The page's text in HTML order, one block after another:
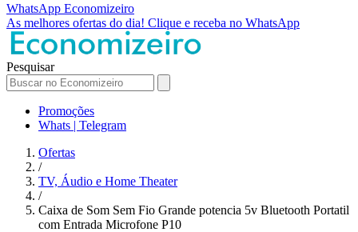
WhatsApp Economizeiro
As melhores ofertas do dia! Clique e receba no WhatsApp
Pesquisar
Promoções
Whats | Telegram
Ofertas
/
TV, Áudio e Home Theater
/
Caixa de Som Sem Fio Grande potencia 5v Bluetooth Portatil
com Entrada Microfone P10